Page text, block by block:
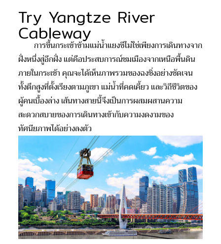
Try Yangtze River
Cableway
การขึ้นกระเช้าข้ามแม่น้ำแยงซีไม่ใช่เพียงการเดินทางจาก
ฝั่งหนึ่งสู่อีกฝั่ง แต่คือประสบการณ์ชมเมืองจากเหนือพื้นดิน
ภายในกระเช้า คุณจะได้เห็นภาพรวมของฉงชิ่งอย่างชัดเจน
ทั้งตึกสูงที่ตั้งเรียงตามภูเขา แม่น้ำที่คดเคี้ยว และวิถีชีวิตของ
ผู้คนเบื้องล่าง เส้นทางสายนี้จึงเป็นการผสมผสานความ
สะดวกสบายของการเดินทางเข้ากับความงดงามของ
ทัศนียภาพได้อย่างลงตัว